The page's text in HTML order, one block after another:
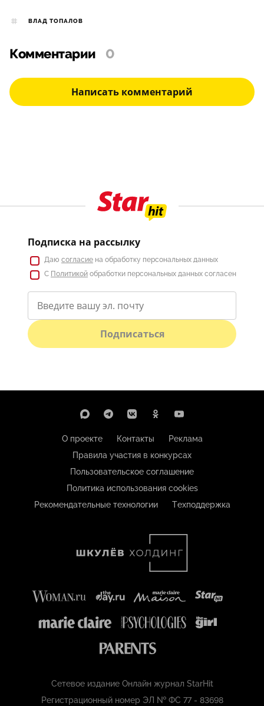
ВЛАД ТОПАЛОВ
Комментарии 0
Написать комментарий
Подписка на рассылку
Даю согласие на обработку персональных данных
С Политикой обработки персональных данных согласен
Подписаться
О проекте Контакты
Реклама
Правила участия в конкурсах
Пользовательское соглашение
Политика использования cookies
Рекомендательные технологии
Техподдержка
Сетевое издание Онлайн журнал StarHit
Регистрационный номер ЭЛ № ФС 77 - 83698